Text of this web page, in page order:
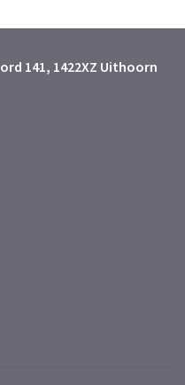
141, 1422XZ Uithoorn